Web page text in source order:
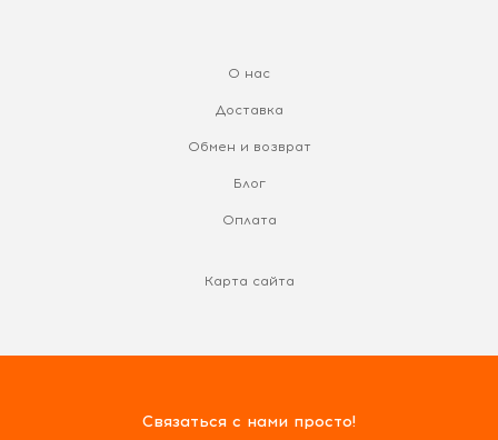
О нас
Доставка
Обмен и возврат
Блог
Оплата
Карта сайта
Связаться с нами просто!